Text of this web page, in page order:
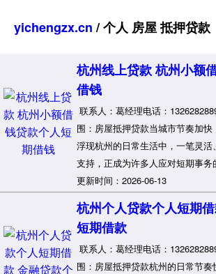
yichengzx.cn / 个人 房屋 抵押贷款
杭州线上贷款 杭州小额
借钱
联系人：葛经理电话：
围：房屋抵押贷款当城市节奏加
浮现杭州的日常生活中，一笔灵
支持，正成为许多人应对短期事务
更新时间：2026-06-13
杭州个人贷款个人短期
短期借款
联系人：葛经理电话：
围：房屋抵押贷款杭州的日常节